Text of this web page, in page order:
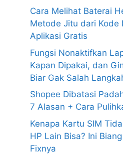
Cara Melihat Baterai
Metode Jitu dari Kode
Aplikasi Gratis
Fungsi Nonaktifkan
Kapan Dipakai, dan
Biar Gak Salah
Shopee Dibatasi
7 Alasan + Cara
Kenapa Kartu SIM
HP Lain Bisa? Ini
Fixnya